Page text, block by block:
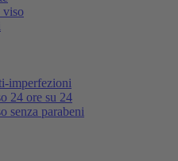
viso
imperfezioni
24 ore su 24
senza parabeni